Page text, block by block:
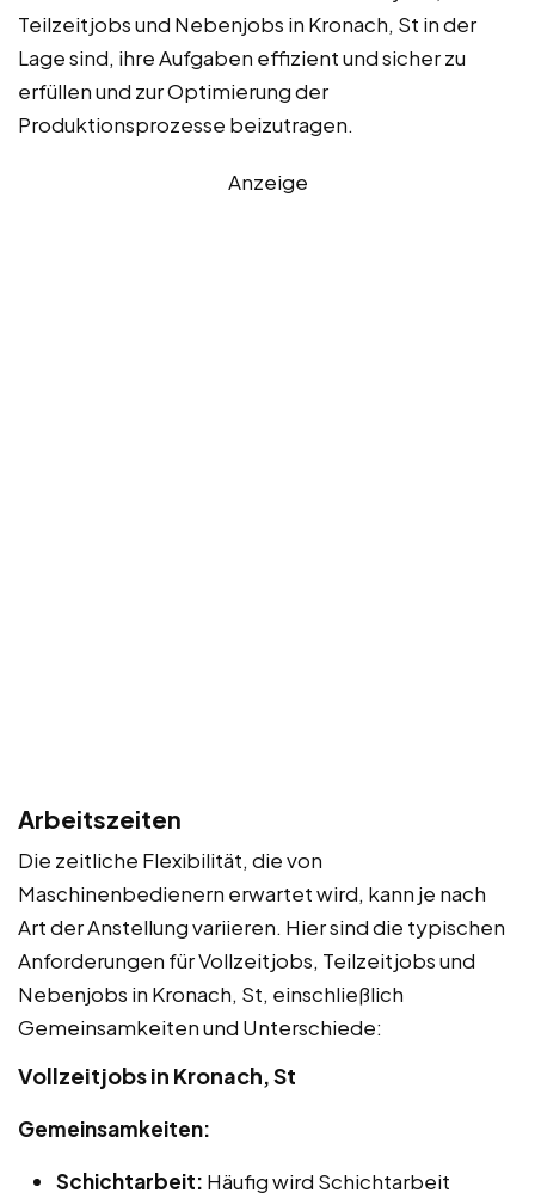
Teilzeitjobs und Nebenjobs in Kronach, St in der
Lage sind, ihre Aufgaben effizient und sicher zu
erfüllen und zur Optimierung der
Produktionsprozesse beizutragen.
Anzeige
Arbeitszeiten
Die zeitliche Flexibilität, die von
Maschinenbedienern erwartet wird, kann je nach
Art der Anstellung variieren. Hier sind die typischen
Anforderungen für Vollzeitjobs, Teilzeitjobs und
Nebenjobs in Kronach, St, einschließlich
Gemeinsamkeiten und Unterschiede:
Vollzeitjobs in Kronach, St
Gemeinsamkeiten:
Schichtarbeit: Häufig wird Schichtarbeit